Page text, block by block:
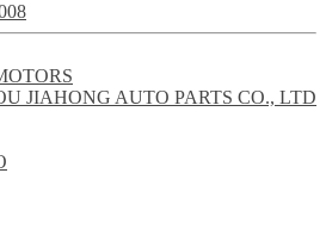
JIAHONG AUTO PARTS CO., LTD